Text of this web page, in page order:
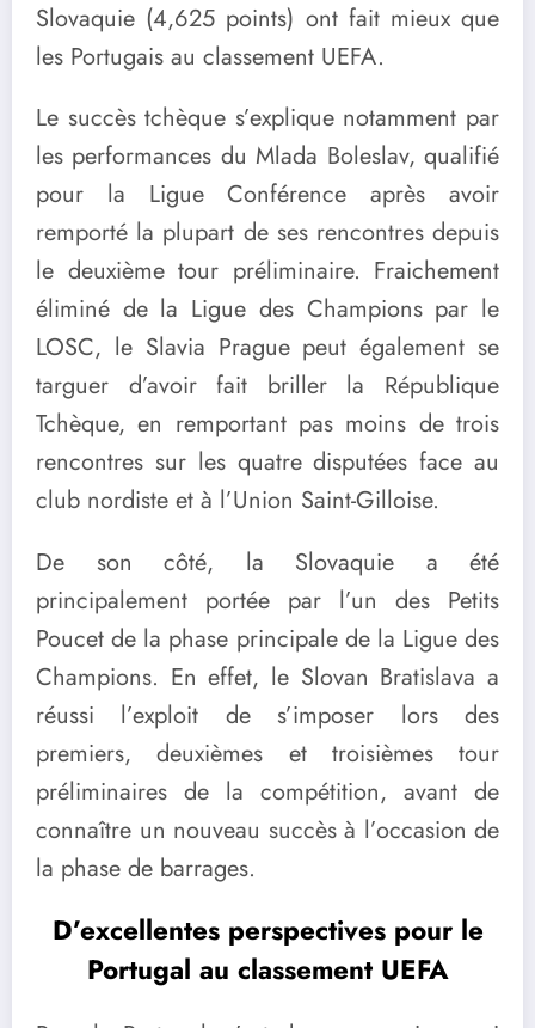
Slovaquie (4,625 points) ont fait mieux que
les Portugais au classement UEFA.
Le succès tchèque s’explique notamment par
les performances du Mlada Boleslav, qualifié
pour la Ligue Conférence après avoir
remporté la plupart de ses rencontres depuis
le deuxième tour préliminaire. Fraichement
éliminé de la Ligue des Champions par le
LOSC, le Slavia Prague peut également se
targuer d’avoir fait briller la République
Tchèque, en remportant pas moins de trois
rencontres sur les quatre disputées face au
club nordiste et à l’Union Saint-Gilloise.
De son côté, la Slovaquie a été
principalement portée par l’un des Petits
Poucet de la phase principale de la Ligue des
Champions. En effet, le Slovan Bratislava a
réussi l’exploit de s’imposer lors des
premiers, deuxièmes et troisièmes tour
préliminaires de la compétition, avant de
connaître un nouveau succès à l’occasion de
la phase de barrages.
D’excellentes perspectives pour le
Portugal au classement UEFA